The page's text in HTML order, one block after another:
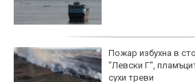
Пожар избухна в
"Левски Г",
сухи треви